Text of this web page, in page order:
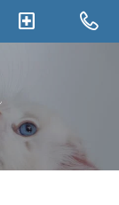
local_hospital